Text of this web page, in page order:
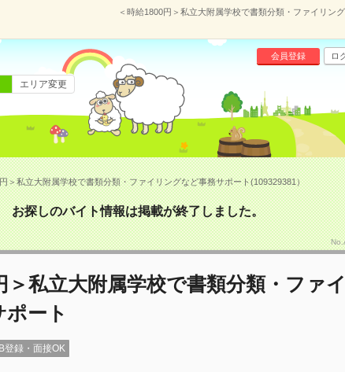
＜時給1800円＞私立大附属学校で書類分類・ファイリン
会員登録 ロ
エリア変更
＞私立大附属学校で書類分類・ファイリングなど事務サポート(109329381）
お探しのバイト情報は掲載が終了しました。
＞私立大附属学校で書類分類・ファ
ート
登録・面接OK